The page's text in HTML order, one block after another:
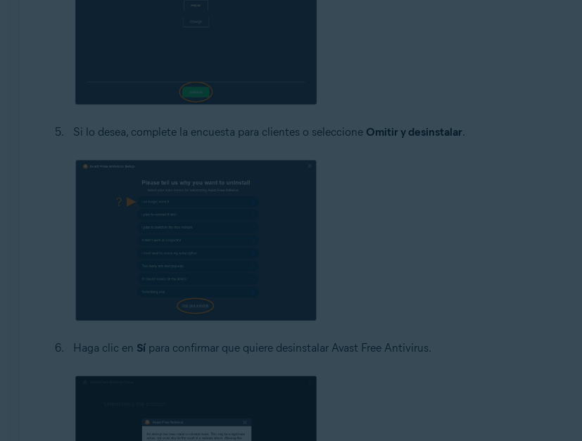
Si lo desea, complete la encuesta para clientes o seleccione Omitir y desinstalar.
Haga clic en Sípara confirmar que quiere desinstalar Avast Free Antivirus.